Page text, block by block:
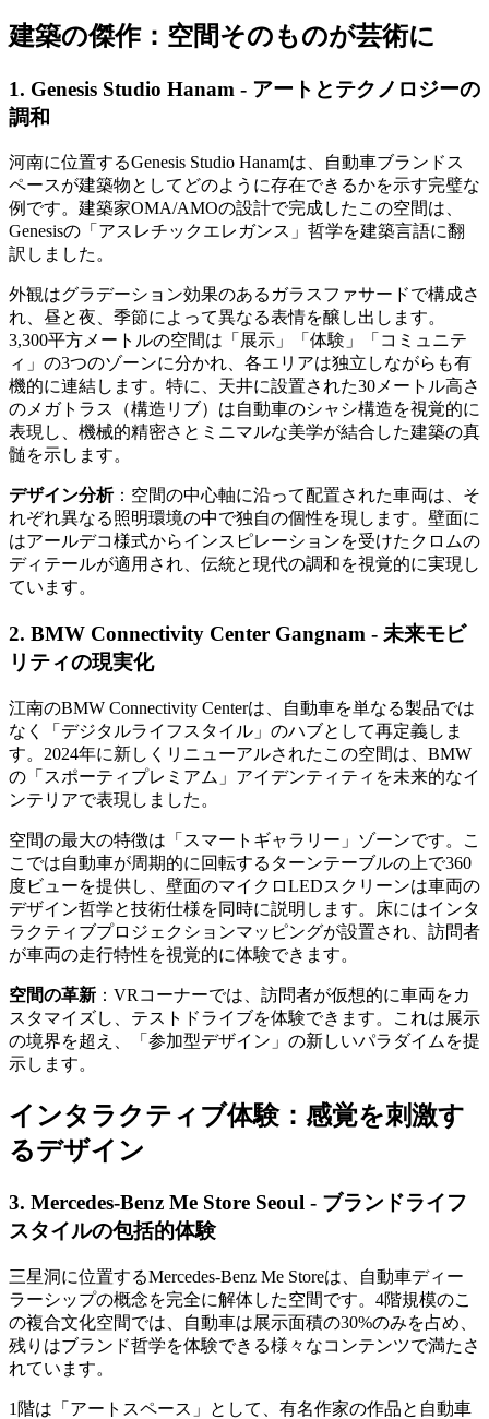
建築の傑作：空間そのものが芸術に
1. Genesis Studio Hanam - アートとテクノロジーの
調和
河南に位置するGenesis Studio Hanamは、自動車ブランドス
ペースが建築物としてどのように存在できるかを示す完璧な
例です。建築家OMA/AMOの設計で完成したこの空間は、
Genesisの「アスレチックエレガンス」哲学を建築言語に翻
訳しました。
外観はグラデーション効果のあるガラスファサードで構成さ
れ、昼と夜、季節によって異なる表情を醸し出します。
3,300平方メートルの空間は「展示」「体験」「コミュニテ
ィ」の3つのゾーンに分かれ、各エリアは独立しながらも有
機的に連結します。特に、天井に設置された30メートル高さ
のメガトラス（構造リブ）は自動車のシャシ構造を視覚的に
表現し、機械的精密さとミニマルな美学が結合した建築の真
髄を示します。
デザイン分析：空間の中心軸に沿って配置された車両は、そ
れぞれ異なる照明環境の中で独自の個性を現します。壁面に
はアールデコ様式からインスピレーションを受けたクロムの
ディテールが適用され、伝統と現代の調和を視覚的に実現し
ています。
2. BMW Connectivity Center Gangnam - 未来モビ
リティの現実化
江南のBMW Connectivity Centerは、自動車を単なる製品では
なく「デジタルライフスタイル」のハブとして再定義しま
す。2024年に新しくリニューアルされたこの空間は、BMW
の「スポーティプレミアム」アイデンティティを未来的なイ
ンテリアで表現しました。
空間の最大の特徴は「スマートギャラリー」ゾーンです。こ
こでは自動車が周期的に回転するターンテーブルの上で360
度ビューを提供し、壁面のマイクロLEDスクリーンは車両の
デザイン哲学と技術仕様を同時に説明します。床にはインタ
ラクティブプロジェクションマッピングが設置され、訪問者
が車両の走行特性を視覚的に体験できます。
空間の革新 ：VRコーナーでは、訪問者が仮想的に車両をカ
スタマイズし、テストドライブを体験できます。これは展示
の境界を超え、「参加型デザイン」の新しいパラダイムを提
示します。
インタラクティブ体験：感覚を刺激す
るデザイン
3. Mercedes-Benz Me Store Seoul - ブランドライフ
スタイルの包括的体験
三星洞に位置するMercedes-Benz Me Storeは、自動車ディー
ラーシップの概念を完全に解体した空間です。4階規模のこ
の複合文化空間では、自動車は展示面積の30%のみを占め、
残りはブランド哲学を体験できる様々なコンテンツで満たさ
れています。
1階は「アートスペース」として、有名作家の作品と自動車